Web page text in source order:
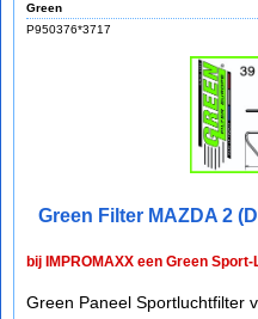
Green
P950376*3717
Green Filter MAZDA 2
bij IMPROMAXX een Green
Green Paneel Sportluchtfilter